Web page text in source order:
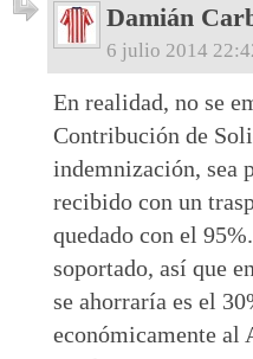
Damián
6 julio 2014
En realidad, no se
Contribución de
indemnización, sea
recibido con un
quedado con el
soportado, así que
se ahorraría es el
económicamente al